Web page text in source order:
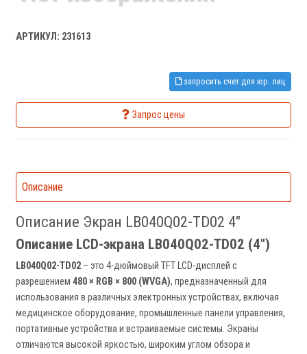
АРТИКУЛ: 231613
запросить счет для юр. лиц
Запрос цены
Описание
Описание Экран LB040Q02-TD02 4"
Описание LCD-экрана LB040Q02-TD02 (4")
LB040Q02-TD02 – это 4-дюймовый TFT LCD-дисплей с
разрешением 480 × RGB × 800 (WVGA), предназначенный для
использования в различных электронных устройствах, включая
медицинское оборудование, промышленные панели управления,
портативные устройства и встраиваемые системы. Экраны
отличаются высокой яркостью, широким углом обзора и